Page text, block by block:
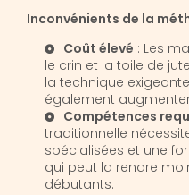
Inconvénients de la
Coût élevé : Les
le crin et la toile de
la technique
également
Compétences
traditionnelle
spécialisées et une
qui peut la rendre
débutants.